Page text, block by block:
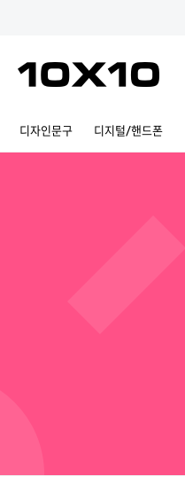
디자인문구 디지털/핸드폰